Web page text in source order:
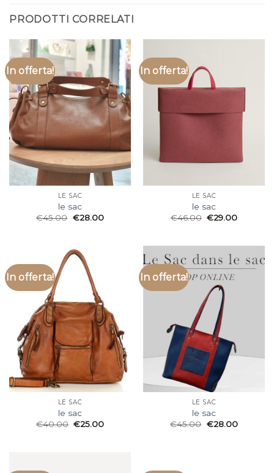
PRODOTTI CORRELATI
In offerta!
LE SAC
le sac
€45.00 €28.00
In offerta!
LE SAC
le sac
€46.00 €29.00
In offerta!
LE SAC
le sac
€40.00 €25.00
In offerta!
LE SAC
le sac
€45.00 €28.00